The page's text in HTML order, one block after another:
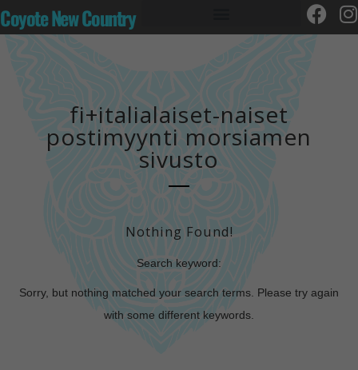
Coyote New Country
fi+italialaiset-naiset
postimyynti morsiamen
sivusto
Nothing Found!
Search keyword:
Sorry, but nothing matched your search terms. Please try again
with some different keywords.